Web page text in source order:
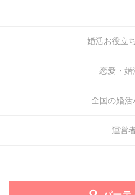
婚活お役立
恋愛・婚
全国の婚活
運営